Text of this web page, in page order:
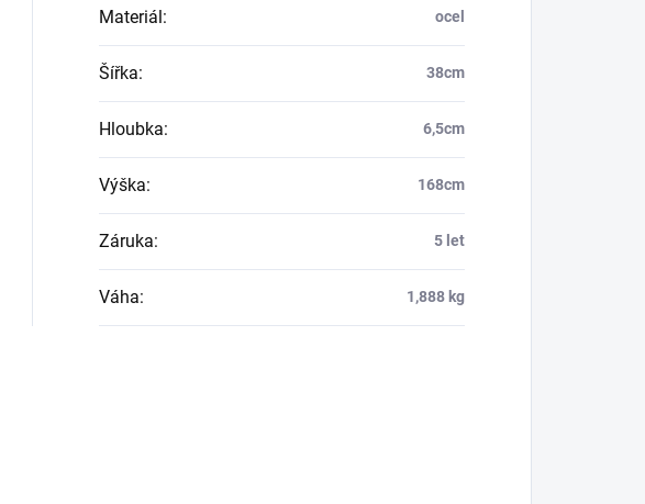
Materiál : ocel
Šířka: 38cm
Hloubka: 6,5cm
Výška: 168cm
Záruka: 5 let
Váha: 1,888 kg